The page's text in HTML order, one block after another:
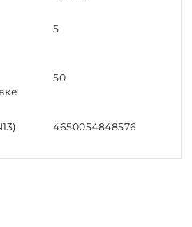
5
50
4650054848576